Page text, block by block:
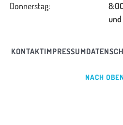
Donnerstag:
KONTAKTIMPRESSUM
NACH